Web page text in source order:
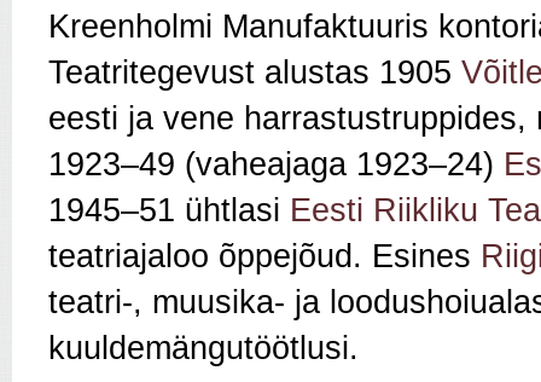
Kreenholmi Manufaktuuris
Teatritegevust alustas 1905
eesti ja vene
1923–49 (vaheajaga 1923–24)
1945–51 ühtlasi Eesti Riikliku
teatriajaloo õppejõud. Esines
teatri-, muusika- ja
kuuldemängutöötlusi.